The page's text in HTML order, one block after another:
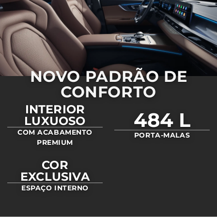
NOVO PADRÃO DE
CONFORTO
INTERIOR
LUXUOSO
COM ACABAMENTO
PREMIUM
484 L
PORTA-MALAS
COR
EXCLUSIVA
ESPAÇO INTERNO